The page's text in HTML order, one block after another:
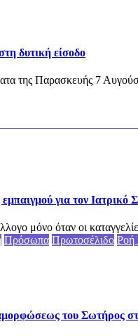
δυτική είσοδο
της Παρασκευής 7
για τον Ιατρικό
μόνο όταν οι
Πρόσωπα Πρωτοσέλιδο Ροή
του Σωτήρος